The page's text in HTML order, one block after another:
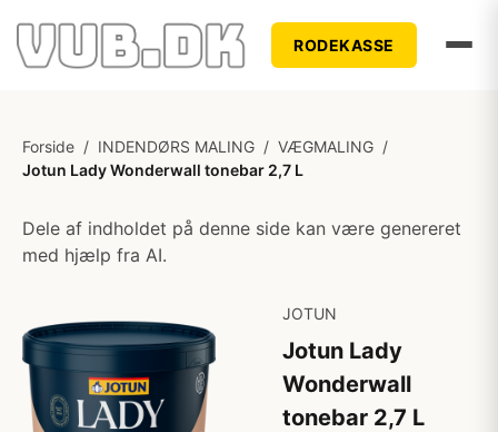
RODEKASSE
Forside / INDENDØRS MALING / VÆGMALING /
Jotun Lady Wonderwall tonebar 2,7 L
Dele af indholdet på denne side kan være genereret
med hjælp fra AI.
JOTUN
Jotun Lady
Wonderwall
tonebar 2,7 L